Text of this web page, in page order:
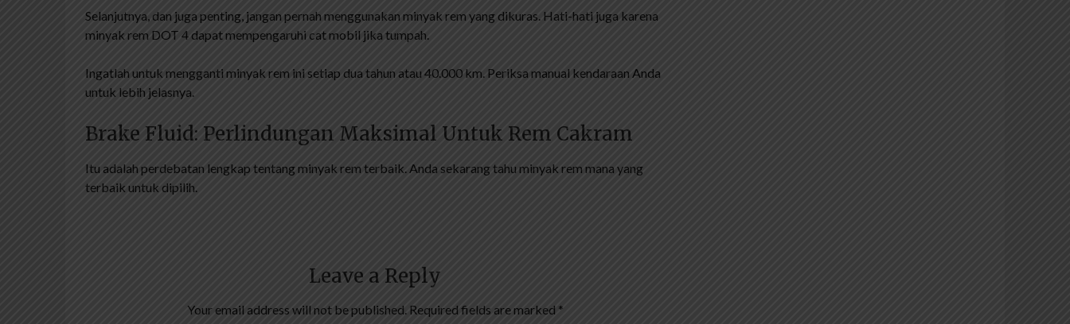
Selanjutnya, dan juga penting, jangan pernah menggunakan minyak rem yang dikuras. Hati-hati juga karena
minyak rem DOT 4 dapat mempengaruhi cat mobil jika tumpah.
Ingatlah untuk mengganti minyak rem ini setiap dua tahun atau 40.000 km. Periksa manual kendaraan Anda
untuk lebih jelasnya.
Brake Fluid: Perlindungan Maksimal Untuk Rem Cakram
Itu adalah perdebatan lengkap tentang minyak rem terbaik. Anda sekarang tahu minyak rem mana yang
terbaik untuk dipilih.
Leave a Reply
Your email address will not be published. Required fields are marked *